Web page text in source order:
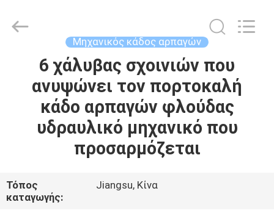
ΣΠΊΤΙ
ΠΡΟΪΌΝΤΑ
ΒΊΝΤΕΟ
ΕΜΦΆΝΙΣΗ
VR
GROUP
Μηχανικός κάδος αρπαγών
6 χάλυβας σχοινιών που
ανυψώνει τον πορτοκαλή
κάδο αρπαγών φλούδας
υδραυλικό μηχανικό που
προσαρμόζεται
Τόπος
καταγωγής:
Jiangsu, Κίνα